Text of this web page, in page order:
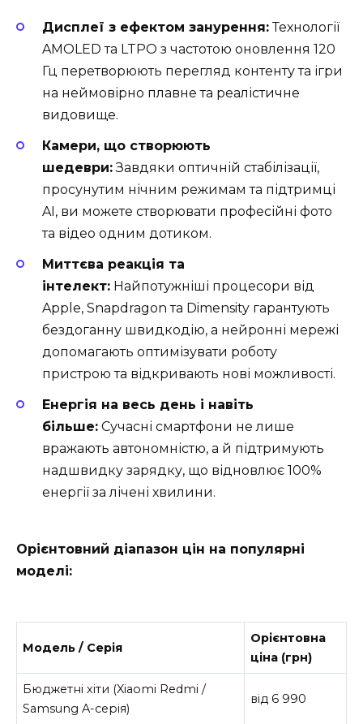
Дисплеї з ефектом занурення:Технології
AMOLED та LTPO з частотою оновлення 120
Гц перетворюють перегляд контенту та ігри
на неймовірно плавне та реалістичне
видовище.
Камери, що створюють
шедеври:Завдяки оптичній стабілізації,
просунутим нічним режимам та підтримці
AI, ви можете створювати професійні фото
та відео одним дотиком.
Миттєва реакція та
інтелект: Найпотужніші процесори від
Apple, Snapdragon та Dimensity гарантують
бездоганну швидкодію, а нейронні мережі
допомагають оптимізувати роботу
пристрою та відкривають нові можливості.
Енергія на весь день і навіть
більше: Сучасні смартфони не лише
вражають автономністю, а й підтримують
надшвидку зарядку, що відновлює 100%
енергії за лічені хвилини.
Орієнтовний діапазон цін на популярні
моделі:
Модель / Серія
Орієнтовна
ціна (грн)
Бюджетні хіти (Xiaomi Redmi /
Samsung A-серія)
від 6 990